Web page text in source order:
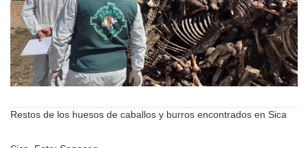
Restos de los huesos de caballos y burros encontrados en Sica